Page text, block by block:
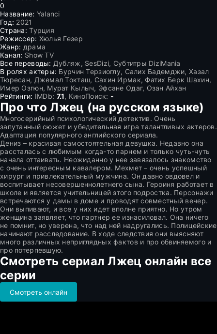
0
Название: Yalanci
Год: 2021
Страна: Турция
Режиссер: Хюлья Гезер
Жанр: драма
Канал: Show TV
Все переводы: Дубляж, SesDizi, Субтитры DiziMania
В ролях актеры: Бурчин Терзиоглу, Салих Бадемджи, Хазал
Тюресан, Джемал Токташ, Сахин Ирмак, Фатих Берк Шахин,
Имер Озгюн, Мурат Кылыч, Эфсане Одаг, Озан Айхан
Рейтинги: IMDb: 7.1, КиноПоиск: -
Про что Лжец (на русском языке)
Многосерийный психологический детектив. Очень
запутанный сюжет и убедительная игра талантливых актеров.
Адаптация популярного английского сериала.
Дениз – красивая самостоятельная девушка. Недавно она
рассталась с любимым когда-то парнем и только чуть-чуть
начала оттаивать. Неожиданно у нее завязалось знакомство
с очень интересным кавалером. Мехмет – очень успешный
хирург и привлекательный мужчина. Он давно овдовел и
воспитывает несовершеннолетнего сына. Героиня работает в
школе и является учительницей этого подростка. Персонажи
встречаются у дамы в доме и проводят совместный вечер.
Они выпивают, и все у них идет вполне приятно. Но утром
женщина заявляет, что партнер ее изнасиловал. Она ничего
не помнит, но уверена, что над ней надругались. Полицейские
начинают расследование. В ходе следствия они выясняют
много различных неприглядных фактов и про обвиняемого и
про потерпевшую.
Смотреть сериал Лжец онлайн все
серии
Смотреть онлайн